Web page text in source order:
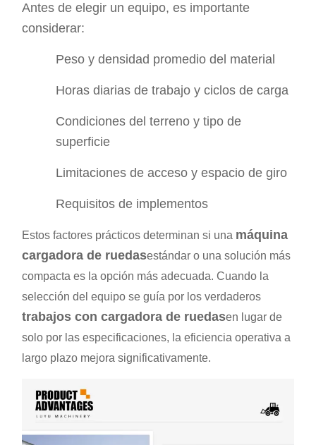
Antes de elegir un equipo, es importante
considerar:
Peso y densidad promedio del material
Horas diarias de trabajo y ciclos de carga
Condiciones del terreno y tipo de
superficie
Limitaciones de acceso y espacio de giro
Requisitos de implementos
Estos factores prácticos determinan si una máquina
cargadora de ruedasestándar o una solución más
compacta es la opción más adecuada. Cuando la
selección del equipo se guía por los verdaderos
trabajos con cargadora de ruedasen lugar de
solo por las especificaciones, la eficiencia operativa a
largo plazo mejora significativamente.